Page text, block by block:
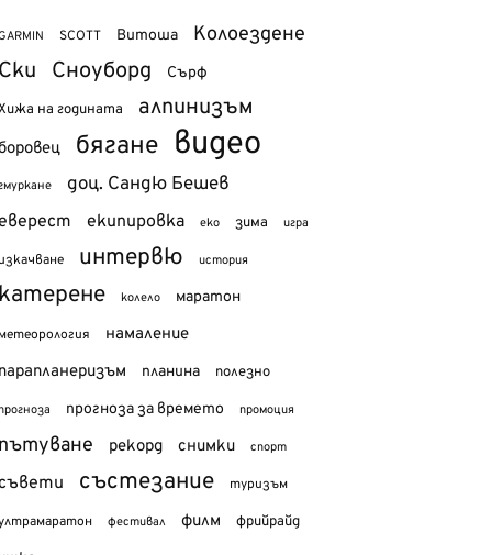
SCOTT Витоша Колоездене
Сноуборд Сърф
на годината алпинизъм
бягане видео
доц. Сандю Бешев
екипировка еко зима игра
интервю история
колело маратон
намаление
планина полезно
прогноза за времето промоция
рекорд снимки спорт
състезание туризъм
фестивал филм фрийрайд